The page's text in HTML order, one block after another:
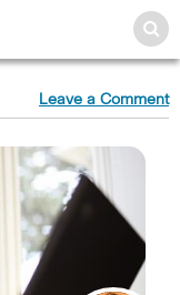
Leave a Comment